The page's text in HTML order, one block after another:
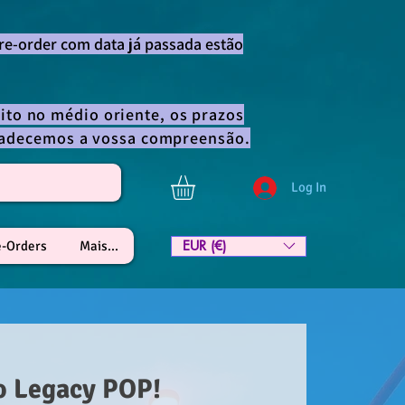
Log In
order com data já passada estão
no médio oriente, os prazos
a vossa compreensão.
Orders Mais... EUR (€)
Legacy POP!